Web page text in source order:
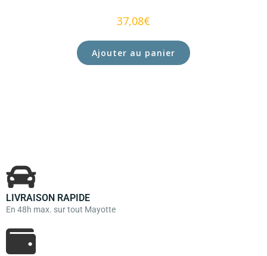
37,08€
Ajouter au panier
LIVRAISON RAPIDE
En 48h max. sur tout Mayotte